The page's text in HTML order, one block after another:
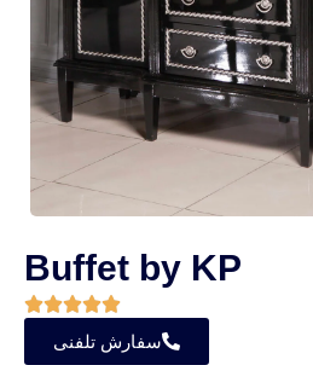
Buffet by KP
سفارش تلفنی